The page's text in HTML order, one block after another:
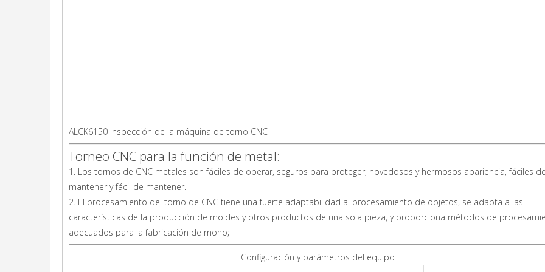
ALCK6150 Inspección de la máquina de torno CNC
Torneo CNC para la función de metal:
1. Los tornos de CNC metales son fáciles de operar, seguros para proteger, novedosos y hermosos apariencia, fáciles de
mantener y fácil de mantener.
2. El procesamiento del torno de CNC tiene una fuerte adaptabilidad al procesamiento de objetos, se adapta a las
características de la producción de moldes y otros productos de una sola pieza, y proporciona métodos de
adecuados para la fabricación de moho;
Configuración y parámetros del equipo